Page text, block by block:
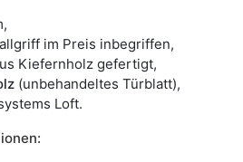
im Preis inbegriffen,
Kiefernholz gefertigt,
(unbehandeltes Türblatt),
Loft.